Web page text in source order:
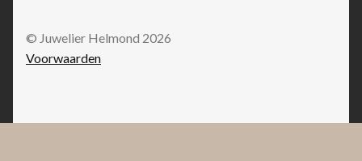
© Juwelier Helmond 2026
Voorwaarden